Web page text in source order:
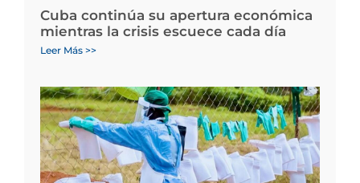
Cuba continúa su apertura económica
mientras la crisis escuece cada día
Leer Más >>